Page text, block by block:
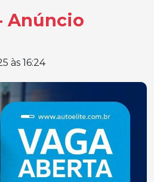
Anúncio
às 16:24